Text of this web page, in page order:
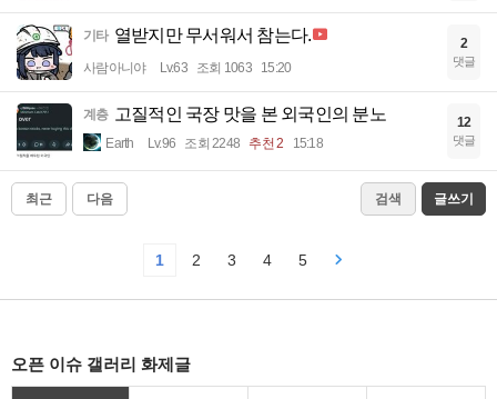
기타 열받지만 무서워서 참는다.
사람아니야 Lv.63 조회 1063 15:20
2
댓글
계층 고질적인 국장 맛을 본 외국인의 분노
Earth Lv.96 조회 2248 추천 2 15:18
12
댓글
최근 다음 검색 글쓰기
1 2 3 4 5
오픈 이슈 갤러리 화제글